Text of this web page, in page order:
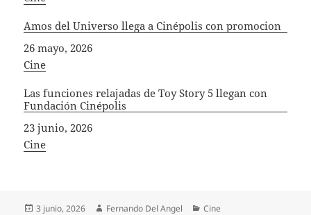
Amos del Universo llega a Cinépolis con promocion
Fecha
26 mayo, 2026
In relation to
Cine
Las funciones relajadas de Toy Story 5 llegan con
Fundación Cinépolis
Fecha
23 junio, 2026
In relation to
Cine
Publicado
3 junio, 2026 Autor
Fernando Del Angel Categorías
Cine